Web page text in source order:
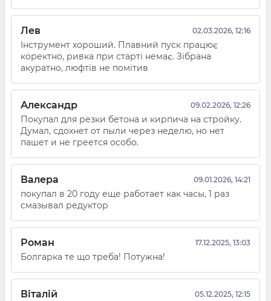
Лев 02.03.2026, 12:16
Інструмент хороший. Плавний пуск працює
коректно, ривка при старті немає. Зібрана
акуратно, люфтів не помітив
Александр 09.02.2026, 12:26
Покупал для резки бетона и кирпича на стройку.
Думал, сдохнет от пыли через неделю, но нет
пашет и не греется особо.
Валера 09.01.2026, 14:21
покупал в 20 году еще работает как часы, 1 раз
смазывал редуктор
Роман 17.12.2025, 13:03
Болгарка те що треба! Потужна!
Віталій 05.12.2025, 12:15